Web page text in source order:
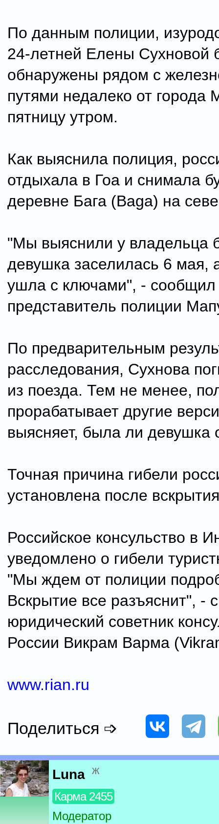
По данным полиции,
24-летней Елены Сухновой
обнаружены рядом с
путями недалеко от города
пятницу утром.
Как выяснила полиция,
отдыхала в Гоа и снимала
деревне Бага (Baga) на
"Мы выяснили у владельца
девушка заселилась 6 мая,
ушла с ключами", - сообщил
представитель полиции
По предварительным
расследования, Сухнова
из поезда. Тем не менее,
прорабатывает другие
выясняет, была ли девушка
Точная причина гибели
установлена после
Российское консульство в
уведомлено о гибели
"Мы ждем от полиции
Вскрытие все разъяснит", -
юридический советник
России Викрам Варма
www.rian.ru
Поделиться ➩
Luna ж
Карма 2455
Модератор